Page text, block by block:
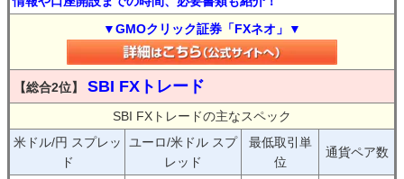
▼GMOクリック証券「FXネオ」▼
【総合2位】 SBI FXトレード
SBI FXトレードの主なスペック
米ドル/円 スプレッ
ド
ユーロ/米ドル スプ
レッド
最低取引単
位
通貨ペア数